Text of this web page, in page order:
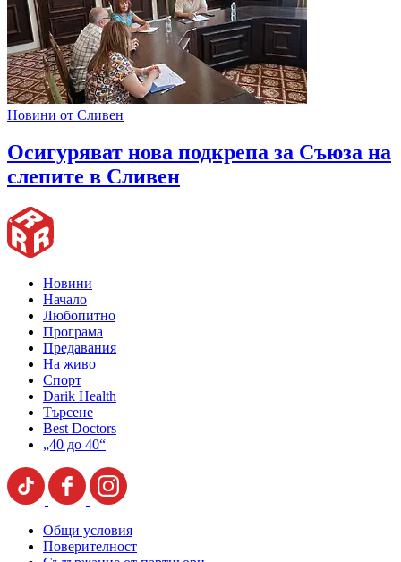
Новини от Сливен
Oсигуряват нова подкрепа за Съюза на
слепите в Сливен
Новини
Начало
Любопитно
Програма
Предавания
На живо
Спорт
Darik Health
Търсене
Best Doctors
„40 до 40“
Общи условия
Поверителност